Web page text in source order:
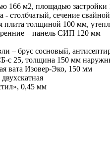
166 м2, площадью застройки
столбчатый, сечение
толщиной 100 мм,
– панель СИП 120 мм
– брус сосновый,
с 25, толщина 150 мм
вата Изовер-Эко, 150 мм
0,45 мм